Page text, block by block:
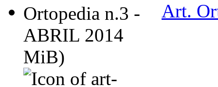
Art.
MiB)